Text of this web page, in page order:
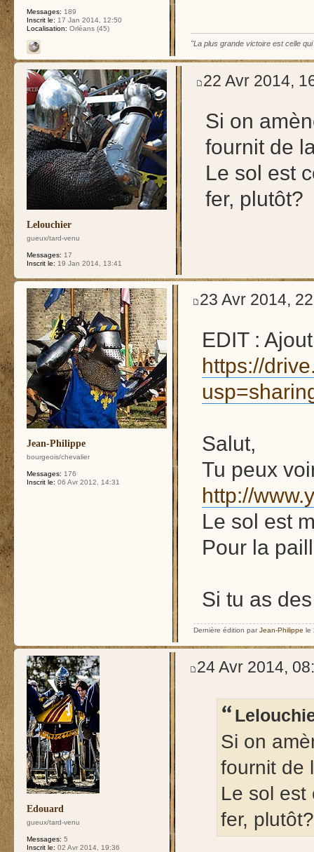
Messages: 189
Inscrit le: 17 Jan 2014, 12:50
Localisation: Orléans (45)
"La plus grande victoire est celle
Lelouchier
gueux/tard-venu
Messages: 17
Inscrit le: 19 Jan 2014, 13:41
22 Avr 2014,
Si on
fournit de
Le sol est
fer, plutôt?
Jean-Philippe
bourgeois/chevalier
Messages: 176
Inscrit le: 06 Avr 2012, 14:31
23 Avr 2014,
EDIT :
https://
Salut,
Tu peux
http://
Le sol est
Pour la
Si tu as
Dernière édition parJean-Philippe le
Edouard
gueux/tard-venu
Messages: 5
Inscrit le: 02 Avr 2014, 19:36
24 Avr 2014,
Si on
fournit de
Le sol est
fer, plutôt?